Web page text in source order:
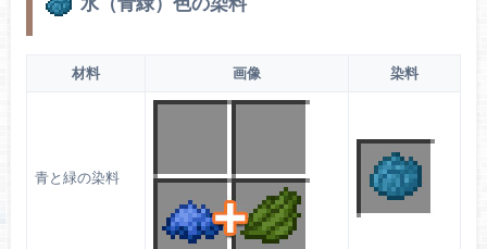
材料 画像 染料
青と緑の染料